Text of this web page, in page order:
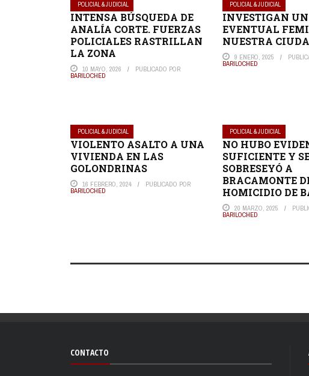
POLICIAL & JUDICIAL
INTENSA BÚSQUEDA DE
ANALÍA CORTE. FUERZAS
POLICIALES RASTRILLAN
LA ZONA
10 MAYO, 2026 PUBLICADO POR
BARILOCHED
POLICIAL & JUDICIAL
INVESTIGAN UN
EVENTUAL
NUESTRA
9 ENERO, 2025
BARILOCHED
POLICIAL & JUDICIAL
VIOLENTO ASALTO A UNA
VIVIENDA EN LAS
GOLONDRINAS
16 FEBRERO, 2024 PUBLICADO POR
BARILOCHED
POLICIAL & JUDICIAL
NO HUBO
SUFICIENTE Y
SOBRESEYÓ A
BRACAMONTE
HOMICIDIO DE
20 MARZO, 2025
BARILOCHED
CONTACTO